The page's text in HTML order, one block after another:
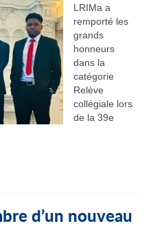
LRIMa a
remporté les
grands
honneurs
dans la
catégorie
Relève
collégiale lors
de la 39e
d’un nouveau